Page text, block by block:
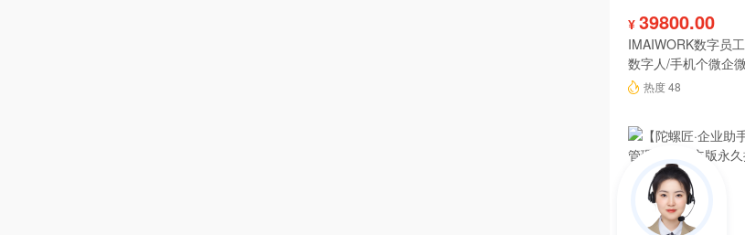
¥ 39800.00
IMAIWORK数字员
数字人/手机个微企
陪练/电销/客服/法
热度 48